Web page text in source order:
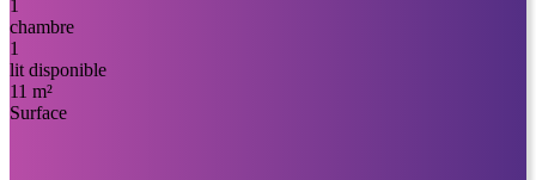
1
chambre
1
lit disponible
11 m²
Surface